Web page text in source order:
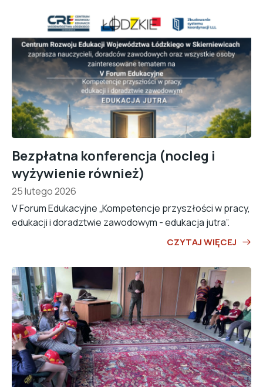
Bezpłatna konferencja (nocleg i
wyżywienie również)
25 lutego 2026
V Forum Edukacyjne „Kompetencje przyszłości w pracy,
edukacji i doradztwie zawodowym - edukacja jutra”.
CZYTAJ WIĘCEJ